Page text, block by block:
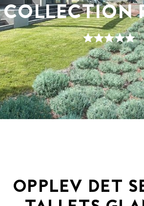
COLLECTION
OPPLEV DET